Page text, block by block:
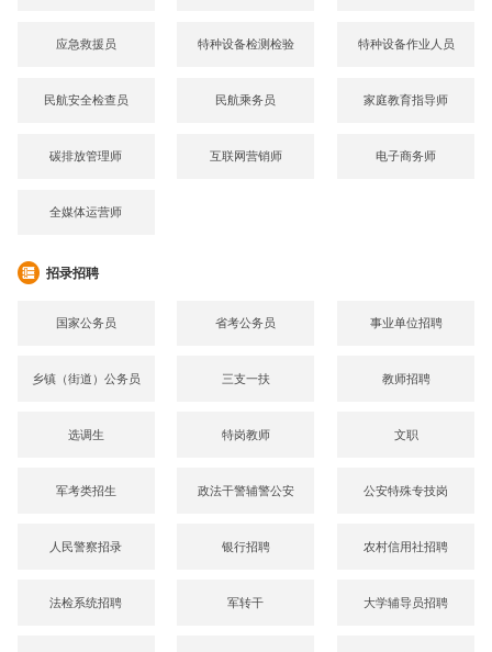
应急救援员 特种设备检测检验 特种设备作业人员
民航安全检查员 民航乘务员 家庭教育指导师
碳排放管理师 互联网营销师 电子商务师
全媒体运营师
招录招聘
国家公务员 省考公务员 事业单位招聘
乡镇（街道）公务员 三支一扶 教师招聘
选调生 特岗教师 文职
军考类招生 政法干警辅警公安 公安特殊专技岗
人民警察招录 银行招聘 农村信用社招聘
法检系统招聘 军转干 大学辅导员招聘